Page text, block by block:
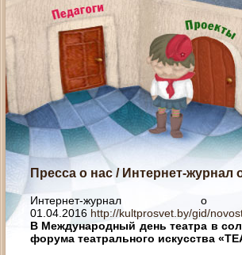
Пресса о нас/ Интернет-журнал
Интернет-
01.04.2016 http://kultprosvet.by/gid/
В Международный день театра в
форума театрального искусства